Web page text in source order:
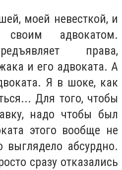
моей невесткой, и
адвокатом.
права,
и его адвоката. А
Я в шоке, как
Для того, чтобы
надо чтобы был
этого вообще не
выглядело абсурдно.
сразу отказались